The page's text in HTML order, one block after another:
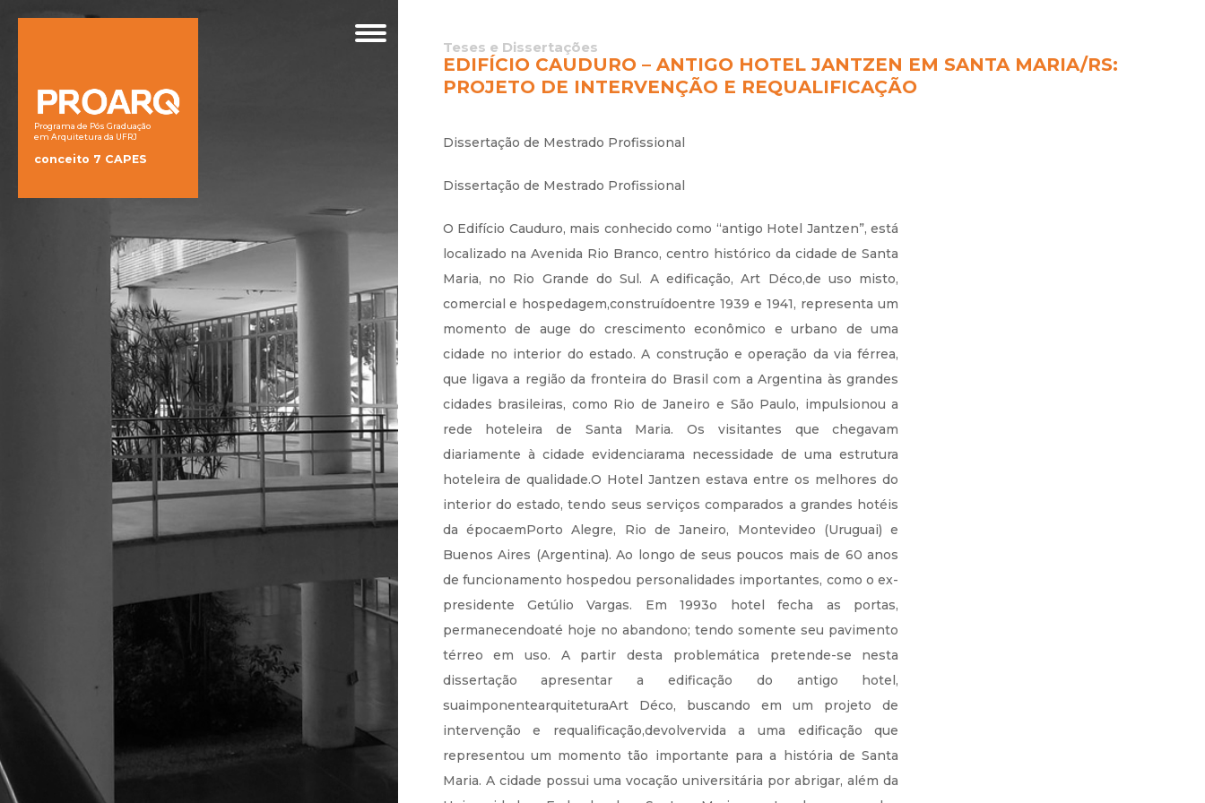
Programa de Pós Graduação
em Arquitetura da UFRJ
conceito 7 CAPES
Teses e Dissertações
EDIFÍCIO CAUDURO – ANTIGO HOTEL JANTZEN EM SANTA MARIA/RS:
PROJETO DE INTERVENÇÃO E REQUALIFICAÇÃO
Dissertação de Mestrado Profissional
Dissertação de Mestrado Profissional
O Edifício Cauduro, mais conhecido como “antigo Hotel Jantzen”, está
localizado na Avenida Rio Branco, centro histórico da cidade de Santa
Maria, no Rio Grande do Sul. A edificação, Art Déco,de uso misto,
comercial e hospedagem,construídoentre 1939 e 1941, representa um
momento de auge do crescimento econômico e urbano de uma
cidade no interior do estado. A construção e operação da via férrea,
que ligava a região da fronteira do Brasil com a Argentina às grandes
cidades brasileiras, como Rio de Janeiro e São Paulo, impulsionou a
rede hoteleira de Santa Maria. Os visitantes que chegavam
diariamente à cidade evidenciarama necessidade de uma estrutura
hoteleira de qualidade.O Hotel Jantzen estava entre os melhores do
interior do estado, tendo seus serviços comparados a grandes hotéis
da épocaemPorto Alegre, Rio de Janeiro, Montevideo (Uruguai) e
Buenos Aires (Argentina). Ao longo de seus poucos mais de 60 anos
de funcionamento hospedou personalidades importantes, como o ex-
presidente Getúlio Vargas. Em 1993o hotel fecha as portas,
permanecendoaté hoje no abandono; tendo somente seu pavimento
térreo em uso. A partir desta problemática pretende-se nesta
dissertação apresentar a edificação do antigo hotel,
suaimponentearquiteturaArt Déco, buscando em um projeto de
intervenção e requalificação,devolvervida a uma edificação que
representou um momento tão importante para a história de Santa
Maria. A cidade possui uma vocação universitária por abrigar, além da